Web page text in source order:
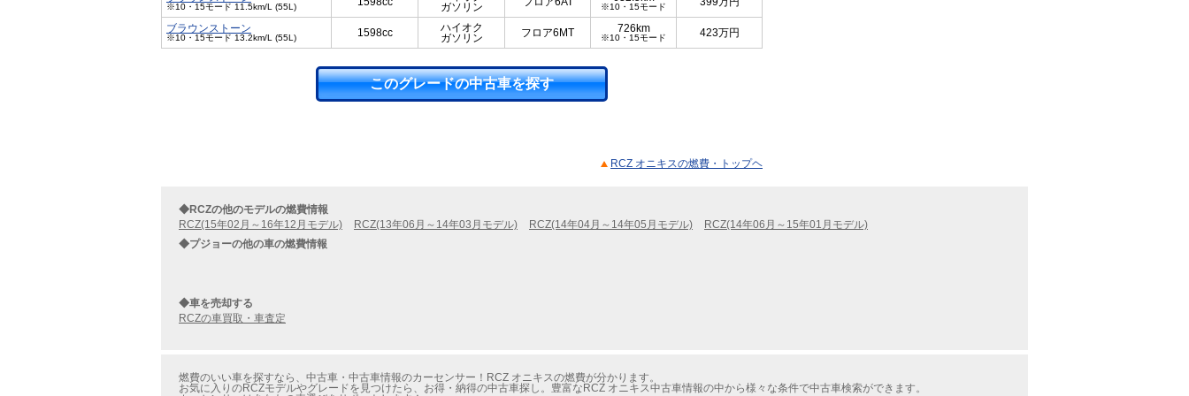
※10・15モード 11.5km/L (55L)
ガソリン
※10・15モード
ブラウンストーン
※10・15モード 13.2km/L (55L) 1598cc
ハイオク
ガソリン
フロア6MT 726km
※10・15モード 423万円
このグレードの中古車を探す
RCZ オニキスの燃費・トップヘ
◆RCZの他のモデルの燃費情報
RCZ(15年02月～16年12月モデル)
RCZ(13年06月～14年03月モデル) RCZ(14年04月～14年05月モデル)
RCZ(14年06月～15年01月モデル)
◆プジョーの他の車の燃費情報
◆車を売却する
RCZの車買取・車査定
燃費のいい車を探すなら、中古車・中古車情報のカーセンサー！RCZ オニキスの燃費が分かります。
お気に入りのRCZモデルやグレードを見つけたら、お得・納得の中古車探し。豊富なRCZ オニキス中古車情報の中から様々な条件で中古車検索ができます。